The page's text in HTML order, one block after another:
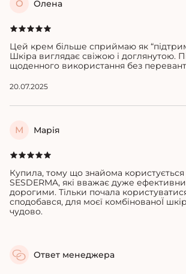
О Олена
Цей крем більше сприймаю як
Шкіра виглядає свіжою і доглянутою.
щоденного використання без
20.07.2025
М Марія
Купила, тому що знайома
SESDERMA, які вважає дуже
дорогими. Тільки почала
сподобався, для моєї комбінованоЇ
чудово.
Ответ менеджера